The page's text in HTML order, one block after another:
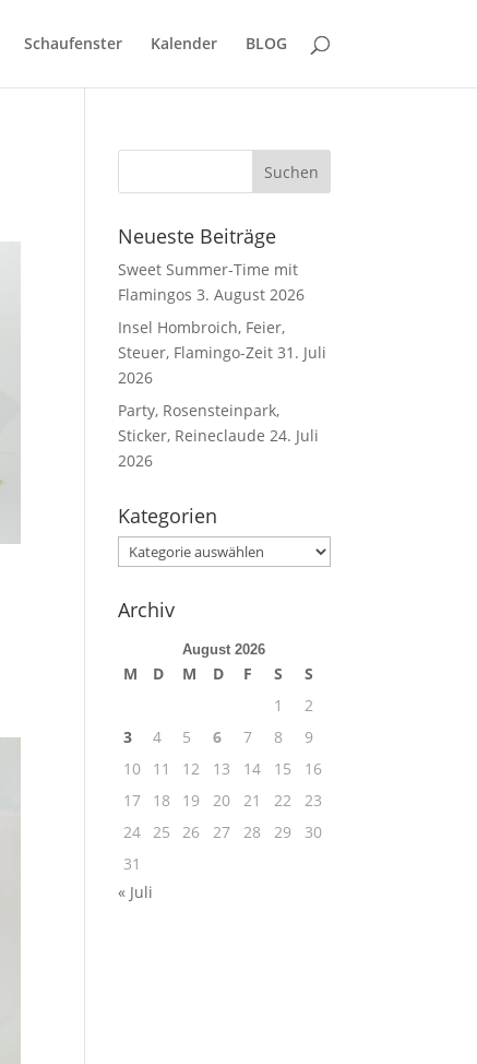
Schaufenster Kalender BLOG
Neueste Beiträge
Sweet Summer-Time mit
Flamingos 3. August 2026
Insel Hombroich, Feier,
Steuer, Flamingo-Zeit 31. Juli
2026
Party, Rosensteinpark,
Sticker, Reineclaude 24. Juli
2026
Kategorien
Kategorien
Archiv
August 2026
M D M D F S
S
1
2
3
4 5 6 7 8
9
10
11 12 13 14 15
16
17
18 19 20 21 22
23
24 25 26 27 28 29
30
31
« Juli